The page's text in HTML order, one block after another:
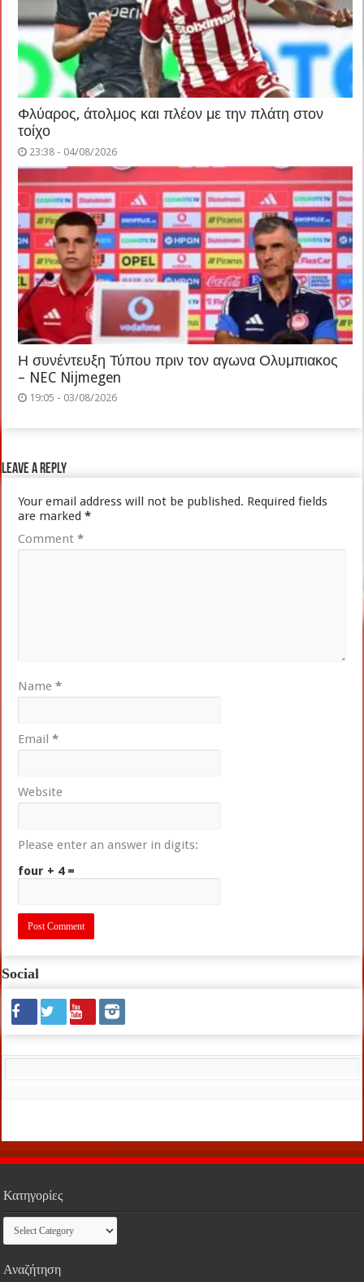
Φλύαρος, άτολμος και πλέον με την πλάτη στον
τοίχο
23:38 - 04/08/2026
Η συνέντευξη Τύπου πριν τον αγωνα Ολυμπιακος
– NEC Nijmegen
19:05 - 03/08/2026
Leave a Reply
Your email address will not be published. Required fields
are marked*
Comment*
Name*
Email*
Website
Please enter an answer in digits:
four + 4 =
Social
Κατηγορίες
Κατηγορίες
Αναζήτηση